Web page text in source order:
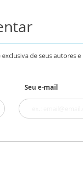
de seus autores
Seu e-mail